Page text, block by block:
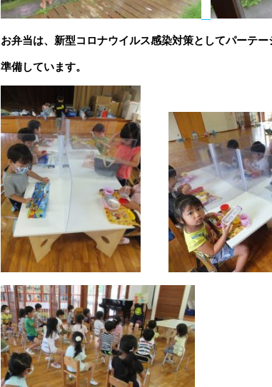
お弁当は、新型コロナウイルス感染対策としてパーテー
準備しています。